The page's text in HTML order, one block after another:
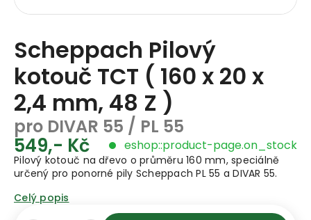
Scheppach Pilový
kotouč TCT ( 160 x 20 x
2,4 mm, 48 Z )
pro DIVAR 55 / PL 55
549,- Kč eshop::product-page.on_stock
Pilový kotouč na dřevo o průměru 160 mm, speciálně
určený pro ponorné pily Scheppach PL 55 a DIVAR 55.
Celý popis